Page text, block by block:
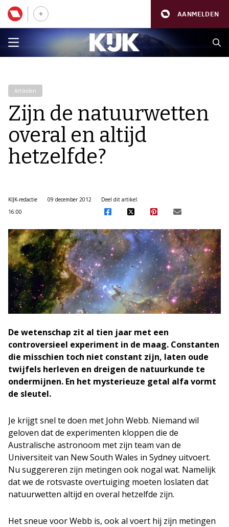
AANMELDEN
Artikelen
Zijn de natuurwetten
overal en altijd
hetzelfde?
KIJK-redactie
09 december 2012
16:00
Deel dit artikel:
De wetenschap zit al tien jaar met een
controversieel experiment in de maag. Constanten
die misschien toch niet constant zijn, laten oude
twijfels herleven en dreigen de natuurkunde te
ondermijnen. En het mysterieuze getal alfa vormt
de sleutel.
Je krijgt snel te doen met John Webb. Niemand wil
geloven dat de experimenten kloppen die de
Australische astronoom met zijn team van de
Universiteit van New South Wales in Sydney uitvoert.
Nu suggereren zijn metingen ook nogal wat. Namelijk
dat we de rotsvaste overtuiging moeten loslaten dat
natuurwetten altijd en overal hetzelfde zijn.
Het sneue voor Webb is, ook al voert hij zijn metingen